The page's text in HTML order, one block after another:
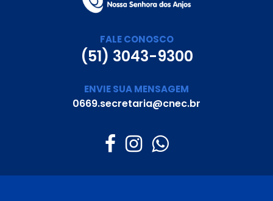
FALE CONOSCO
(51) 3043-9300
ENVIE SUA MENSAGEM
0669.secretaria@cnec.br